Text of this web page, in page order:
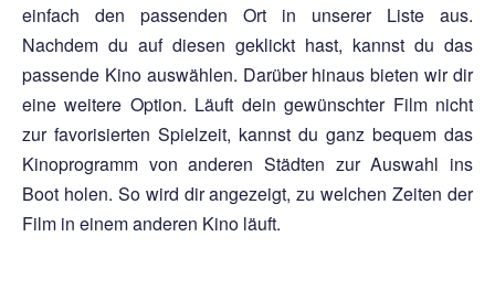
einfach den passenden Ort in unserer Liste aus.
Nachdem du auf diesen geklickt hast, kannst du das
passende Kino auswählen. Darüber hinaus bieten wir dir
eine weitere Option. Läuft dein gewünschter Film nicht
zur favorisierten Spielzeit, kannst du ganz bequem das
Kinoprogramm von anderen Städten zur Auswahl ins
Boot holen. So wird dir angezeigt, zu welchen Zeiten der
Film in einem anderen Kino läuft.